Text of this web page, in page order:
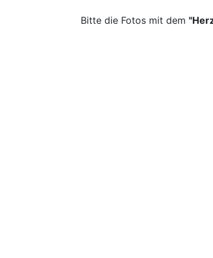
Bitte die Fotos mit dem